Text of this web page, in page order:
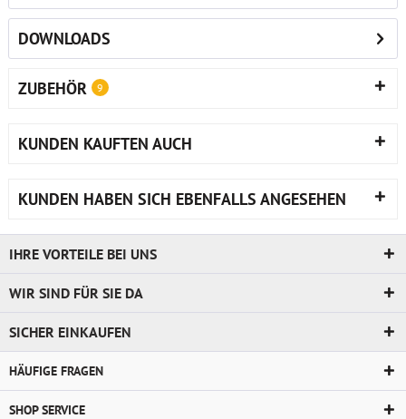
DOWNLOADS
ZUBEHÖR 9
KUNDEN KAUFTEN AUCH
KUNDEN HABEN SICH EBENFALLS ANGESEHEN
IHRE VORTEILE BEI UNS
WIR SIND FÜR SIE DA
SICHER EINKAUFEN
HÄUFIGE FRAGEN
SHOP SERVICE